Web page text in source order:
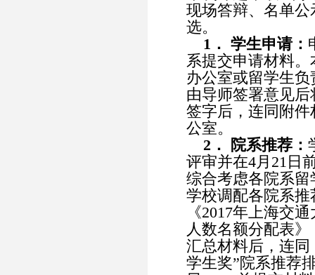
现场答辩、名单
选。
1． 学生申请：
系提交申请材料
办公室或留学生
由导师签署意见
签字后，连同附
公室。
2． 院系推荐：
评审并在4月21日
综合考虑各院系
学校调配各院系
《2017年上海交
人数名额分配表
汇总材料后，连同
学生奖”院系推荐